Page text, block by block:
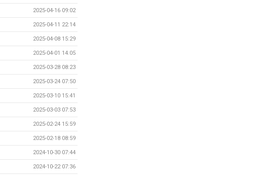
2025-04-16 09:02
2025-04-11 22:14
2025-04-08 15:29
2025-04-01 14:05
2025-03-28 08:23
2025-03-24 07:50
2025-03-10 15:41
2025-03-03 07:53
2025-02-24 15:59
2025-02-18 08:59
2024-10-30 07:44
2024-10-22 07:36